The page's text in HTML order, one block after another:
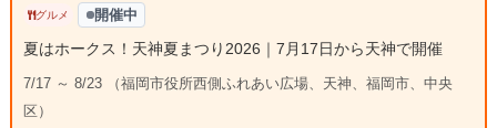
グルメ 開催中
夏はホークス！天神夏まつり2026｜7月17日から天神で開催
7/17 ～ 8/23 （福岡市役所西側ふれあい広場、天神、福岡市、中央
区）